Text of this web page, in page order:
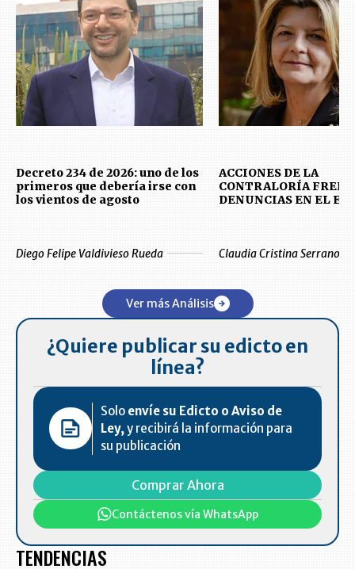
Decreto 234 de 2026: uno de los
primeros que debería irse con
los vientos de agosto
Diego Felipe Valdivieso Rueda
ACCIONES DE LA
CONTRALORÍA
DENUNCIAS EN EL
Claudia Cristina Serrano
Ver más Análisis
¿Quiere publicar su edicto en
línea?
Solo envíe su Edicto o Aviso de
Ley, y recibirá la información para
su publicación
Comprar Ahora
Contáctenos vía WhatsApp
TENDENCIAS